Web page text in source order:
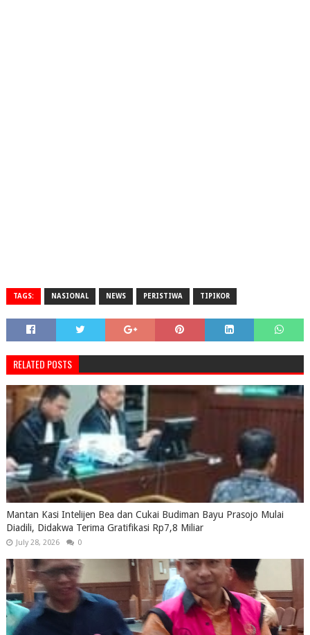
TAGS: NASIONAL NEWS PERISTIWA TIPIKOR
RELATED POSTS
Mantan Kasi Intelijen Bea dan Cukai Budiman Bayu Prasojo Mulai
Diadili, Didakwa Terima Gratifikasi Rp7,8 Miliar
July 28, 2026 0